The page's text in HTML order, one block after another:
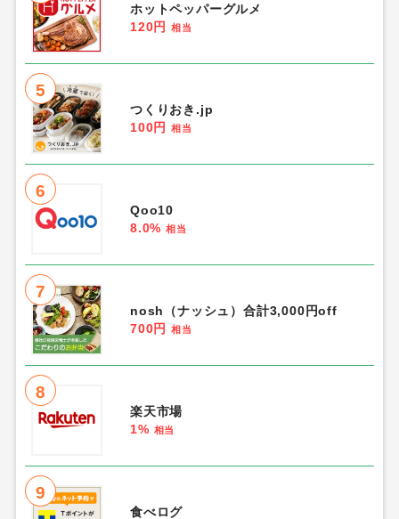
ホットペッパーグルメ
120円
相当
5
つくりおき.jp
100円
相当
6
Qoo10
8.0% 相当
7
nosh（ナッシュ）合計3,000円off
700円
相当
8
楽天市場
1% 相当
9
食べログ